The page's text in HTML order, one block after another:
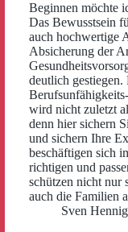
Beginnen möchte
Das Bewusstsein
auch hochwertige
Absicherung der
deutlich
wird nicht zuletzt
denn hier sichern
und sichern Ihre
beschäftigen sich
richtigen und
schützen nicht nur
auch die Familien
Sven Hennig